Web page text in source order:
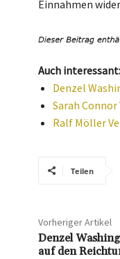
Einnahmen
Auch interessant:
Denzel
Sarah
Ralf Möller
Teilen
Vorheriger Artikel
Denzel
auf den